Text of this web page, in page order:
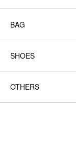
BAG
SHOES
OTHERS